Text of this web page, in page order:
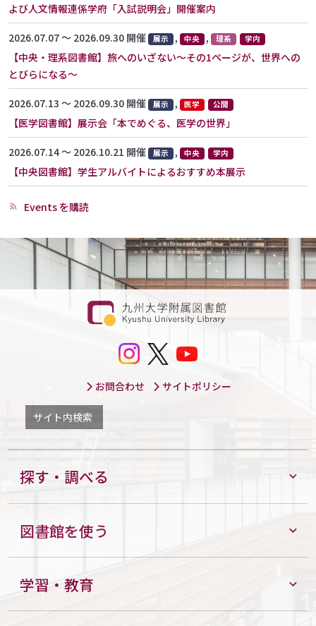
【中央図
オープン
キャンパ
「九大中
央図書館
のお宝た
2026年度
キャンパ
ス：附属
図書館で
の対面企
画
【中央・理系図書館】旅へのいざない～その1ページが、世界へのとびらにな
【医学図書館】展示会「本でめぐる、医学の世界」
【中央図書館】学生アルバイトによるおすすめ本展示
【中央・理系図書館】旅へのいざない～その1ページが、世界へのとびらにな
【医学図書館】展示会「本でめぐる、医学の世界」
17日 18日 19日
2026
攻およ
20日
23日 24日 25日 26日 27日 28日 29日
よび人文情報連係学府「入試説明会」開催案内
2026.07.07 〜 2026.09.30 開催 展示 , 中央 , 理系 学内
【中央・理系図書館】旅へのいざない～その1ページが、世界への
とびらになる～
2026.07.13 〜 2026.09.30 開催 展示 , 医学 公開
【医学図書館】展示会「本でめぐる、医学の世界」
2026.07.14 〜 2026.10.21 開催 展示 , 中央 学内
【中央図書館】学生アルバイトによるおすすめ本展示
Events を購読
お問合わせ サイトポリシー
サイト内検索
探す・調べる
図書館を使う
学習・教育